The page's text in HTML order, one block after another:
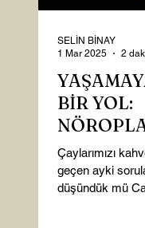
BİR YOL:
Çaylarımızı
geçen ayki
düşündük mü
SELİN BİNAY
1 Mar 2025
2